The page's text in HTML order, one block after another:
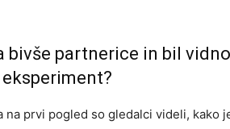
partnerice in bil
prvi pogled so gledalci videli, kako